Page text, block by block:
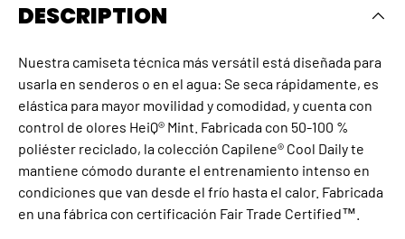
DESCRIPTION
Nuestra camiseta técnica más versátil está diseñada para
usarla en senderos o en el agua: Se seca rápidamente, es
elástica para mayor movilidad y comodidad, y cuenta con
control de olores HeiQ® Mint. Fabricada con 50-100 %
poliéster reciclado, la colección Capilene® Cool Daily te
mantiene cómodo durante el entrenamiento intenso en
condiciones que van desde el frío hasta el calor. Fabricada
en una fábrica con certificación Fair Trade Certified™.